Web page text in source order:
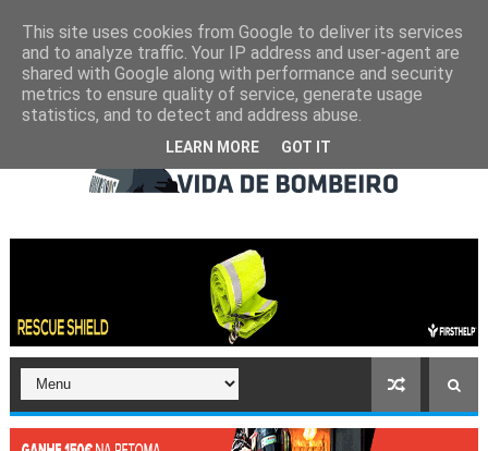
This site uses cookies from Google to deliver its services
and to analyze traffic. Your IP address and user-agent are
shared with Google along with performance and security
metrics to ensure quality of service, generate usage
statistics, and to detect and address abuse.
LEARN MORE GOT IT